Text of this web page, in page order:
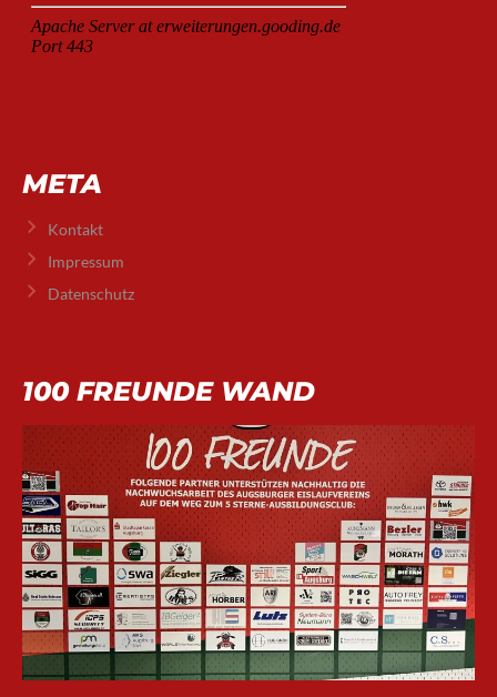
META
Kontakt
Impressum
Datenschutz
100 FREUNDE WAND